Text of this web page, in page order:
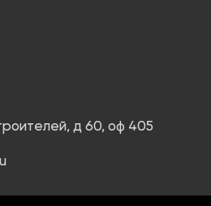
д 60, оф 405